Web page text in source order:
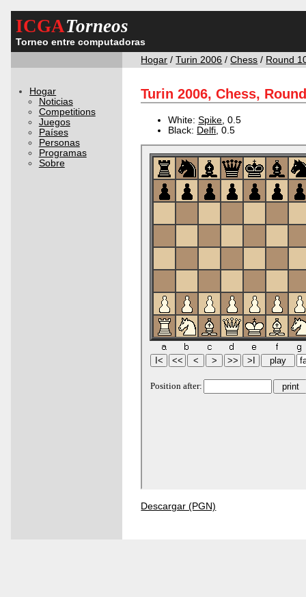
ICGATorneos
Torneo entre computadoras
Hogar /Turin 2006 /Chess / Round
Hogar
Noticias
Competitions
Juegos
Países
Personas
Programas
Sobre
Turin 2006, Chess,
White:Spike , 0.5
Black: Delfi , 0.5
Descargar (PGN)